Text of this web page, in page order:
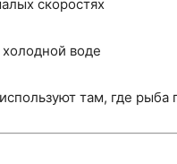
скоростях
воде
там, где рыба